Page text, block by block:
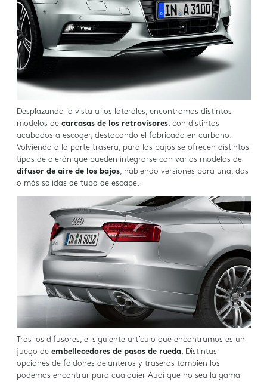
Desplazando la vista a los laterales, encontramos distintos
modelos decarcasas de los retrovisores, con distintos
acabados a escoger, destacando el fabricado en carbono.
Volviendo a la parte trasera, para los bajos se ofrecen distintos
tipos de alerón que pueden integrarse con varios modelos de
difusor de aire de los bajos, habiendo versiones para una, dos
o más salidas de tubo de escape.
Tras los difusores, el siguiente artículo que encontramos es un
juego de embellecedores de pasos de rueda. Distintas
opciones de faldones delanteros y traseros también los
podemos encontrar para cualquier Audi que no sea la gama